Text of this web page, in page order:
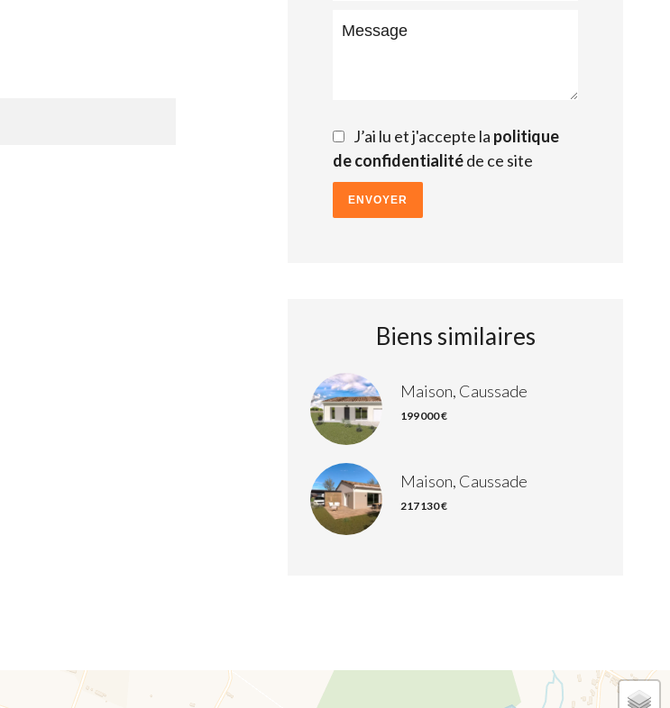
J’ai lu et j'accepte la politique
de confidentialitéde ce site
ENVOYER
Biens similaires
Maison, Caussade
199 000 €
Maison, Caussade
217 130 €